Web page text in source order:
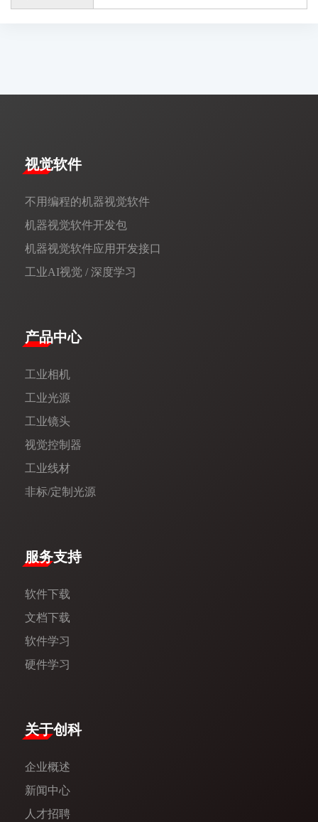
视觉软件
不用编程的机器视觉软件
机器视觉软件开发包
机器视觉软件应用开发接口
工业AI视觉 / 深度学习
产品中心
工业相机
工业光源
工业镜头
视觉控制器
工业线材
非标/定制光源
服务支持
软件下载
文档下载
软件学习
硬件学习
​关于创科​
企业概述
新闻中心​
人才招聘